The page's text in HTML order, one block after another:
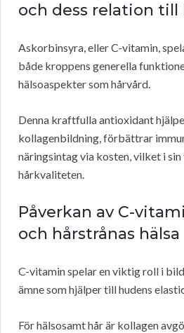
och dess relation till
Askorbinsyra, eller C-vitamin,
både kroppens generella
hälsoaspekter som hårvård.
Denna kraftfulla antioxidant
kollagenbildning, förbättrar
näringsintag via kosten, vilket i
hårkvaliteten.
Påverkan av C-
och hårstrånas hälsa
C-vitamin spelar en viktig roll i
ämne som hjälper till hudens
För hälsosamt hår är kollagen